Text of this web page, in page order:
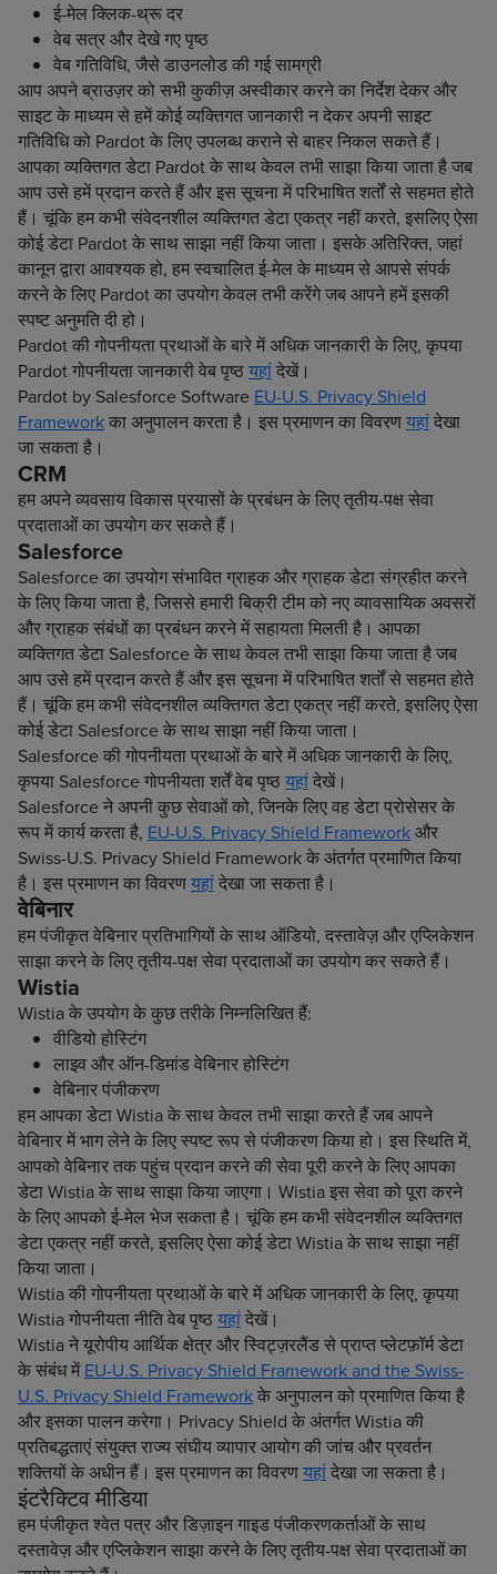
ई-मेल क्लिक-थ्रू दर
वेब सत्र और देखे गए पृष्ठ
वेब गतिविधि, जैसे डाउनलोड की गई सामग्री
आप अपने ब्राउज़र को सभी कुकीज़ अस्वीकार करने का निर्देश देकर और
साइट के माध्यम से हमें कोई व्यक्तिगत जानकारी न देकर अपनी साइट
गतिविधि को Pardot के लिए उपलब्ध कराने से बाहर निकल सकते हैं।
आपका व्यक्तिगत डेटा Pardot के साथ केवल तभी साझा किया जाता है जब
आप उसे हमें प्रदान करते हैं और इस सूचना में परिभाषित शर्तों से सहमत होते
हैं। चूंकि हम कभी संवेदनशील व्यक्तिगत डेटा एकत्र नहीं करते, इसलिए ऐसा
कोई डेटा Pardot के साथ साझा नहीं किया जाता। इसके अतिरिक्त, जहां
कानून द्वारा आवश्यक हो, हम स्वचालित ई-मेल के माध्यम से आपसे संपर्क
करने के लिए Pardot का उपयोग केवल तभी करेंगे जब आपने हमें इसकी
स्पष्ट अनुमति दी हो।
Pardot की गोपनीयता प्रथाओं के बारे में अधिक जानकारी के लिए, कृपया
Pardot गोपनीयता जानकारी वेब पृष्ठयहांदेखें।
Pardot by Salesforce Software EU-U.S. Privacy Shield
Frameworkका अनुपालन करता है। इस प्रमाणन का विवरणयहांदेखा
जा सकता है।
CRM
हम अपने व्यवसाय विकास प्रयासों के प्रबंधन के लिए तृतीय-पक्ष सेवा
प्रदाताओं का उपयोग कर सकते हैं।
Salesforce
Salesforce का उपयोग संभावित ग्राहक और ग्राहक डेटा संग्रहीत करने
के लिए किया जाता है, जिससे हमारी बिक्री टीम को नए व्यावसायिक अवसरों
और ग्राहक संबंधों का प्रबंधन करने में सहायता मिलती है। आपका
व्यक्तिगत डेटा Salesforce के साथ केवल तभी साझा किया जाता है जब
आप उसे हमें प्रदान करते हैं और इस सूचना में परिभाषित शर्तों से सहमत होते
हैं। चूंकि हम कभी संवेदनशील व्यक्तिगत डेटा एकत्र नहीं करते, इसलिए ऐसा
कोई डेटा Salesforce के साथ साझा नहीं किया जाता।
Salesforce की गोपनीयता प्रथाओं के बारे में अधिक जानकारी के लिए,
कृपया Salesforce गोपनीयता शर्तें वेब पृष्ठयहांदेखें।
Salesforce ने अपनी कुछ सेवाओं को, जिनके लिए वह डेटा प्रोसेसर के
रूप में कार्य करता है, EU-U.S. Privacy Shield Frameworkऔर
Swiss-U.S. Privacy Shield Framework के अंतर्गत प्रमाणित किया
है। इस प्रमाणन का विवरणयहांदेखा जा सकता है।
वेबिनार
हम पंजीकृत वेबिनार प्रतिभागियों के साथ ऑडियो, दस्तावेज़ और एप्लिकेशन
साझा करने के लिए तृतीय-पक्ष सेवा प्रदाताओं का उपयोग कर सकते हैं।
Wistia
Wistia के उपयोग के कुछ तरीके निम्नलिखित हैं:
वीडियो होस्टिंग
लाइव और ऑन-डिमांड वेबिनार होस्टिंग
वेबिनार पंजीकरण
हम आपका डेटा Wistia के साथ केवल तभी साझा करते हैं जब आपने
वेबिनार में भाग लेने के लिए स्पष्ट रूप से पंजीकरण किया हो। इस स्थिति में,
आपको वेबिनार तक पहुंच प्रदान करने की सेवा पूरी करने के लिए आपका
डेटा Wistia के साथ साझा किया जाएगा। Wistia इस सेवा को पूरा करने
के लिए आपको ई-मेल भेज सकता है। चूंकि हम कभी संवेदनशील व्यक्तिगत
डेटा एकत्र नहीं करते, इसलिए ऐसा कोई डेटा Wistia के साथ साझा नहीं
किया जाता।
Wistia की गोपनीयता प्रथाओं के बारे में अधिक जानकारी के लिए, कृपया
Wistia गोपनीयता नीति वेब पृष्ठयहांदेखें।
Wistia ने यूरोपीय आर्थिक क्षेत्र और स्विट्ज़रलैंड से प्राप्त प्लेटफ़ॉर्म डेटा
के संबंध मेंEU-U.S. Privacy Shield Framework and the Swiss-
U.S. Privacy Shield Frameworkके अनुपालन को प्रमाणित किया है
और इसका पालन करेगा। Privacy Shield के अंतर्गत Wistia की
प्रतिबद्धताएं संयुक्त राज्य संघीय व्यापार आयोग की जांच और प्रवर्तन
शक्तियों के अधीन हैं। इस प्रमाणन का विवरणयहांदेखा जा सकता है।
इंटरैक्टिव मीडिया
हम पंजीकृत श्वेत पत्र और डिज़ाइन गाइड पंजीकरणकर्ताओं के साथ
दस्तावेज़ और एप्लिकेशन साझा करने के लिए तृतीय-पक्ष सेवा प्रदाताओं का